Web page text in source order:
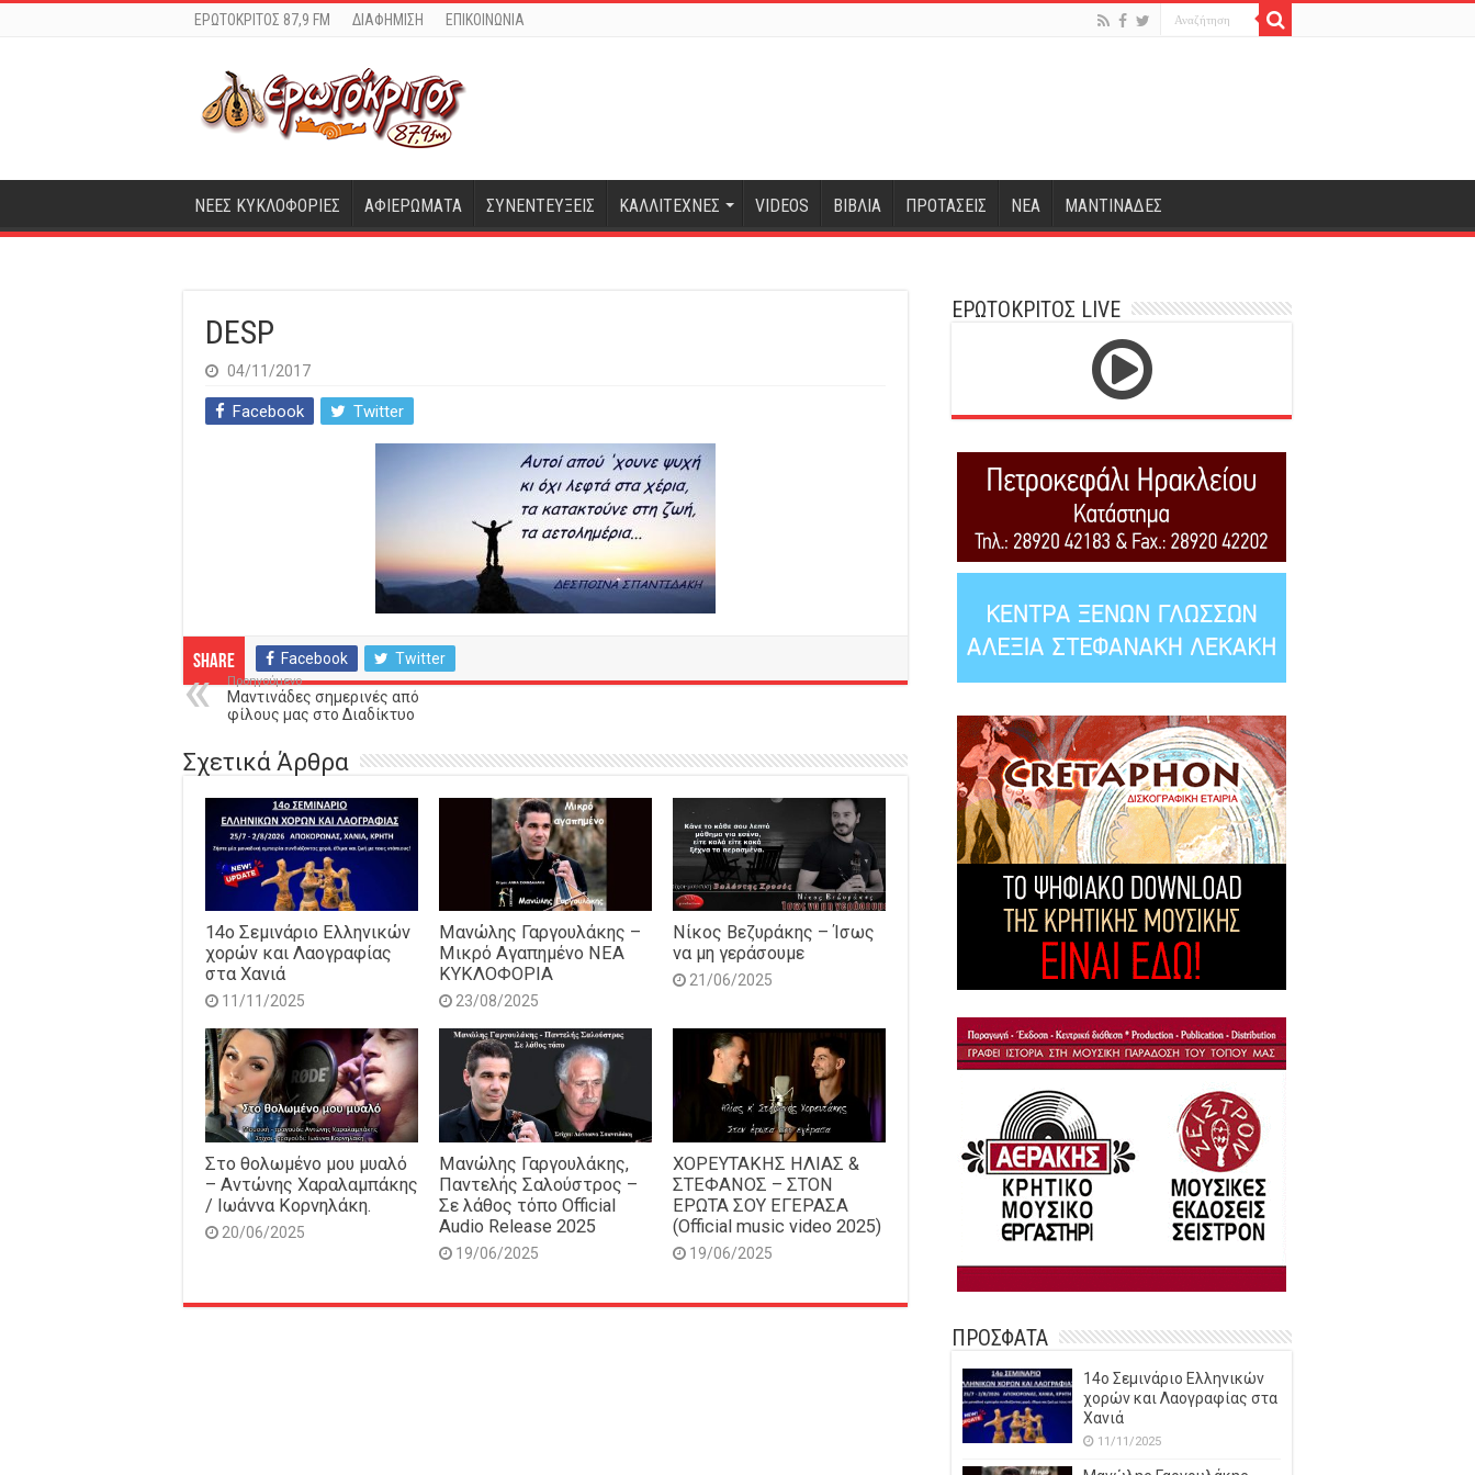
ΕΡΩΤΟΚΡΙΤΟΣ 87,9 FM ΔΙΑΦΗΜΙΣΗ ΕΠΙΚΟΙΝΩΝΙΑ
ΝΕΕΣ ΚΥΚΛΟΦΟΡΙΕΣ ΑΦΙΕΡΩΜΑΤΑ ΣΥΝΕΝΤΕΥΞΕΙΣ ΚΑΛΛΙΤΕΧΝΕΣ VIDEOS ΒΙΒΛΙΑ ΠΡΟΤΑΣΕΙΣ ΝΕΑ ΜΑΝΤΙΝΑΔΕΣ
DESP
04/11/2017
Facebook Twitter
Share Facebook Twitter
Προηγούμενο
Μαντινάδες σημερινές από
φίλους μας στο Διαδίκτυο
Σχετικά Άρθρα
14o Σεμινάριο Ελληνικών
χορών και Λαογραφίας
στα Χανιά
11/11/2025
Μανώλης Γαργουλάκης –
Μικρό Αγαπημένο NEΑ
ΚΥΚΛΟΦΟΡΙΑ
23/08/2025
Νίκος Βεζυράκης – Ίσως
να μη γεράσουμε
21/06/2025
Στο θολωμένο μου μυαλό
– Αντώνης Χαραλαμπάκης
/ Ιωάννα Κορνηλάκη.
20/06/2025
Μανώλης Γαργουλάκης,
Παντελής Σαλούστρος –
Σε λάθος τόπο Official
Audio Release 2025
19/06/2025
ΧΟΡΕΥΤΑΚΗΣ ΗΛΙΑΣ &
ΣΤΕΦΑΝΟΣ – ΣΤΟΝ
ΕΡΩΤΑ ΣΟΥ ΕΓΕΡΑΣΑ
(Official music video 2025)
19/06/2025
ΕΡΩΤΟΚΡΙΤΟΣ LIVE
ΠΡΟΣΦΑΤΑ
14o Σεμινάριο Ελληνικών
χορών και Λαογραφίας στα
Χανιά
11/11/2025